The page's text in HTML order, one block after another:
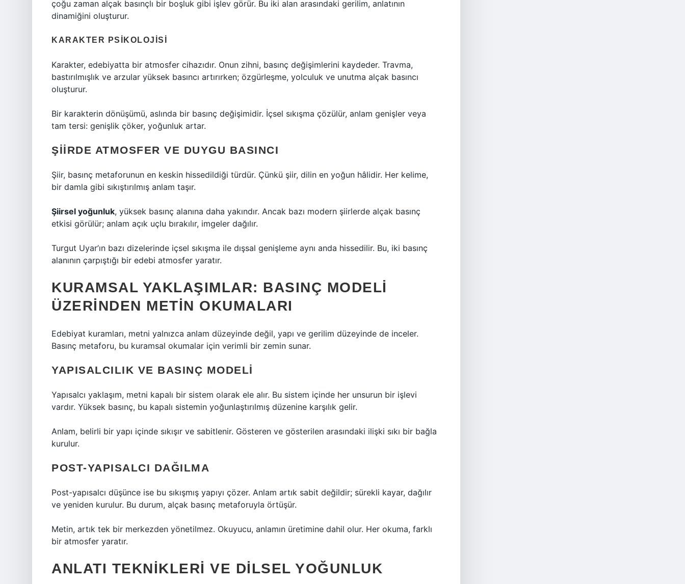
çoğu zaman alçak basınçlı bir boşluk gibi işlev görür. Bu iki alan arasındaki gerilim, anlatının
dinamiğini oluşturur.
KARAKTER PSIKOLOJISI
Karakter, edebiyatta bir atmosfer cihazıdır. Onun zihni, basınç değişimlerini kaydeder. Travma,
bastırılmışlık ve arzular yüksek basıncı artırırken; özgürleşme, yolculuk ve unutma alçak basıncı
oluşturur.
Bir karakterin dönüşümü, aslında bir basınç değişimidir. İçsel sıkışma çözülür, anlam genişler veya
tam tersi: genişlik çöker, yoğunluk artar.
ŞIIRDE ATMOSFER VE DUYGU BASINCI
Şiir, basınç metaforunun en keskin hissedildiği türdür. Çünkü şiir, dilin en yoğun hâlidir. Her kelime,
bir damla gibi sıkıştırılmış anlam taşır.
Şiirsel yoğunluk, yüksek basınç alanına daha yakındır. Ancak bazı modern şiirlerde alçak basınç
etkisi görülür; anlam açık uçlu bırakılır, imgeler dağılır.
Turgut Uyar’ın bazı dizelerinde içsel sıkışma ile dışsal genişleme aynı anda hissedilir. Bu, iki basınç
alanının çarpıştığı bir edebi atmosfer yaratır.
KURAMSAL YAKLAŞIMLAR: BASINÇ MODELI
ÜZERINDEN METIN OKUMALARI
Edebiyat kuramları, metni yalnızca anlam düzeyinde değil, yapı ve gerilim düzeyinde de inceler.
Basınç metaforu, bu kuramsal okumalar için verimli bir zemin sunar.
YAPISALCILIK VE BASINÇ MODELI
Yapısalcı yaklaşım, metni kapalı bir sistem olarak ele alır. Bu sistem içinde her unsurun bir işlevi
vardır. Yüksek basınç, bu kapalı sistemin yoğunlaştırılmış düzenine karşılık gelir.
Anlam, belirli bir yapı içinde sıkışır ve sabitlenir. Gösteren ve gösterilen arasındaki ilişki sıkı bir bağla
kurulur.
POST-YAPISALCI DAĞILMA
Post-yapısalcı düşünce ise bu sıkışmış yapıyı çözer. Anlam artık sabit değildir; sürekli kayar, dağılır
ve yeniden kurulur. Bu durum, alçak basınç metaforuyla örtüşür.
Metin, artık tek bir merkezden yönetilmez. Okuyucu, anlamın üretimine dahil olur. Her okuma, farklı
bir atmosfer yaratır.
ANLATI TEKNIKLERI VE DILSEL YOĞUNLUK